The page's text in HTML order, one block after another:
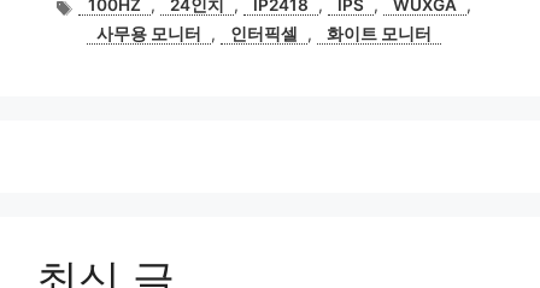
고
리
100HZ , 24인치 , IP2418 , IPS , WUXGA
,
사무용 모니터
, 인터픽셀 , 화이트 모니터